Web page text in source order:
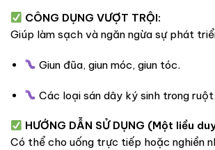
CÔNG DỤNG VƯỢT TRỘI:
Giúp làm sạch và ngăn ngừa sự phát
Giun đũa, giun móc, giun tóc.
Các loại sán dây ký sinh trong ruột.
HƯỚNG DẪN SỬ DỤNG (Một liều
Có thể cho uống trực tiếp hoặc nghiền